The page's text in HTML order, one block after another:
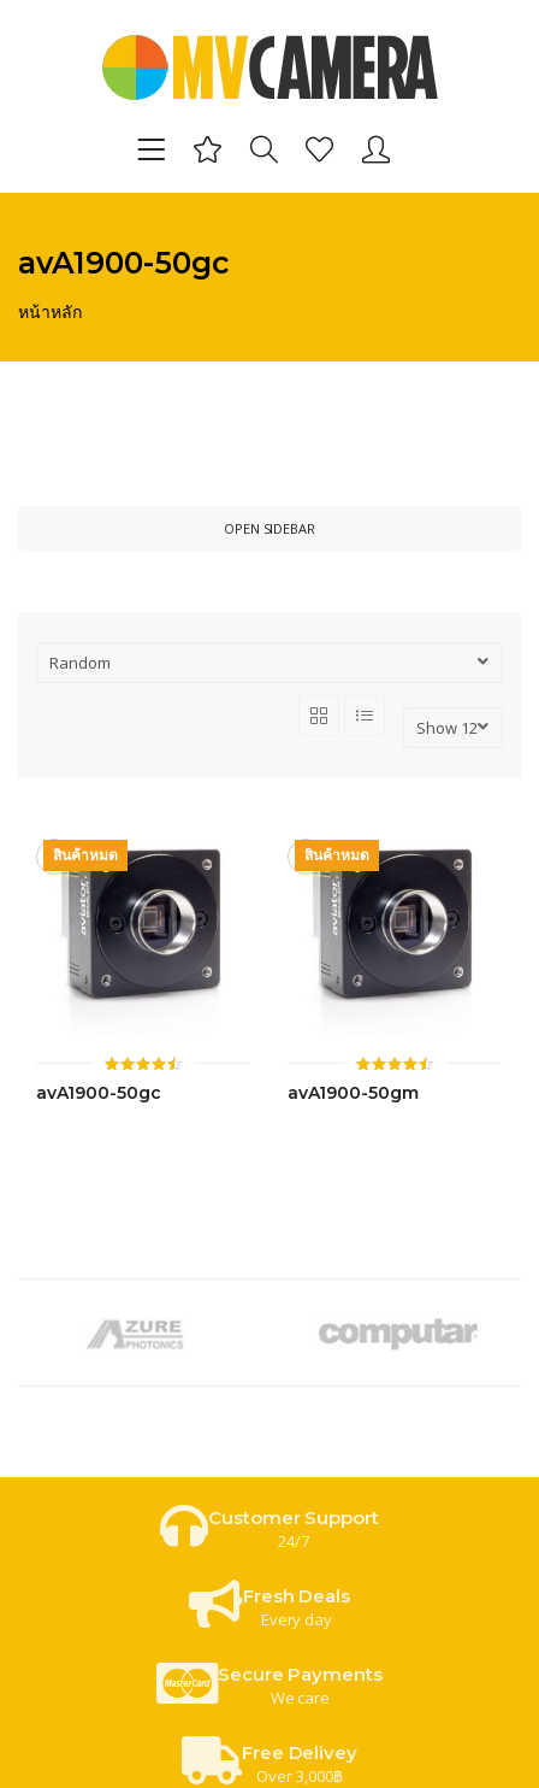
avA1900-50gc
หน้าหลัก
OPEN SIDEBAR
สินค้าหมด
ให้
คะแนน
avA1900-50gc
สินค้าหมด
ให้
คะแนน
avA1900-50gm
Customer Support
24/7
Fresh Deals
Every day
Secure Payments
We care
Free Delivey
Over 3,000฿